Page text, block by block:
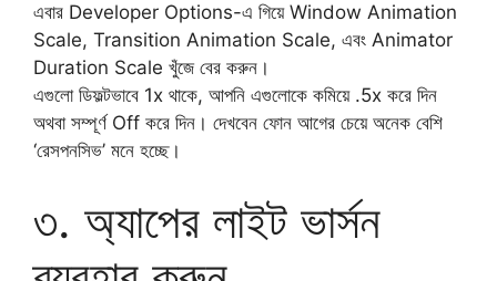
​এবার Developer Options-এ গিয়ে Window Animation
Scale, Transition Animation Scale, এবং Animator
Duration Scale খুঁজে বের করুন।
​এগুলো ডিফল্টভাবে 1x থাকে, আপনি এগুলোকে কমিয়ে .5x করে দিন
অথবা সম্পূর্ণ Off করে দিন। দেখবেন ফোন আগের চেয়ে অনেক বেশি
‘রেসপনসিভ’ মনে হচ্ছে।
৩. অ্যাপের লাইট ভার্সন